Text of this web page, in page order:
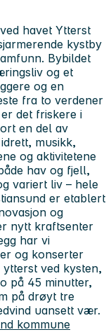
havet Ytterst
kystby
Bybildet
og et
og en
fra to verdener
det friskere i
en del av
musikk,
og aktivitetene
hav og fjell,
variert liv – hele
er etablert
og
nytt kraftsenter
har vi
og konserter
ved kysten,
på 45 minutter,
på drøyt tre
uansett vær.
kommune